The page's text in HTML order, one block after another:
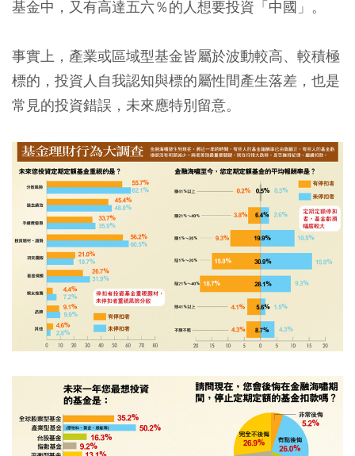
基金中，又有高達五六％的人想要投資「中國」。
事實上，產業或區域型基金皆屬於波動較高、較積極
標的，投資人自我認知與標的屬性間產生落差，也是
常見的投資錯誤，未來應特別留意。